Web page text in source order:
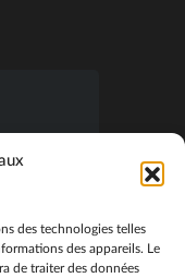
des technologies telles
des appareils. Le
de traiter des données